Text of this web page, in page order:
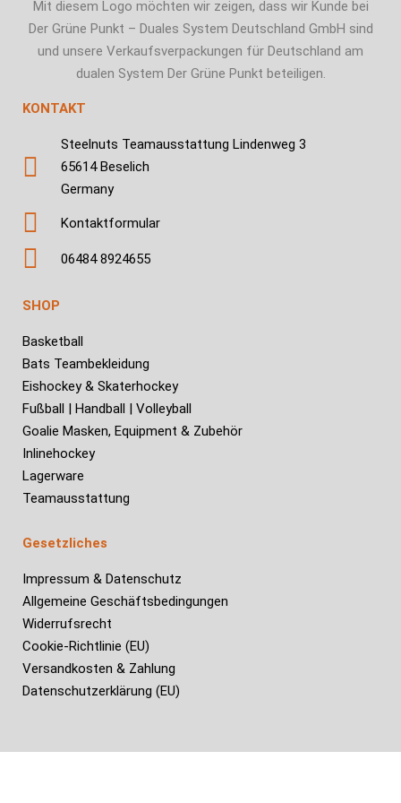
Mit diesem Logo möchten wir zeigen, dass wir Kunde bei
Der Grüne Punkt – Duales System Deutschland GmbH sind
und unsere Verkaufsverpackungen für Deutschland am
dualen System Der Grüne Punkt beteiligen.
KONTAKT
Steelnuts Teamausstattung Lindenweg 3
65614 Beselich
Germany
Kontaktformular
06484 8924655
SHOP
Basketball
Bats Teambekleidung
Eishockey & Skaterhockey
Fußball | Handball | Volleyball
Goalie Masken, Equipment & Zubehör
Inlinehockey
Lagerware
Teamausstattung
Gesetzliches
Impressum & Datenschutz
Allgemeine Geschäftsbedingungen
Widerrufsrecht
Cookie-Richtlinie (EU)
Versandkosten & Zahlung
Datenschutzerklärung (EU)